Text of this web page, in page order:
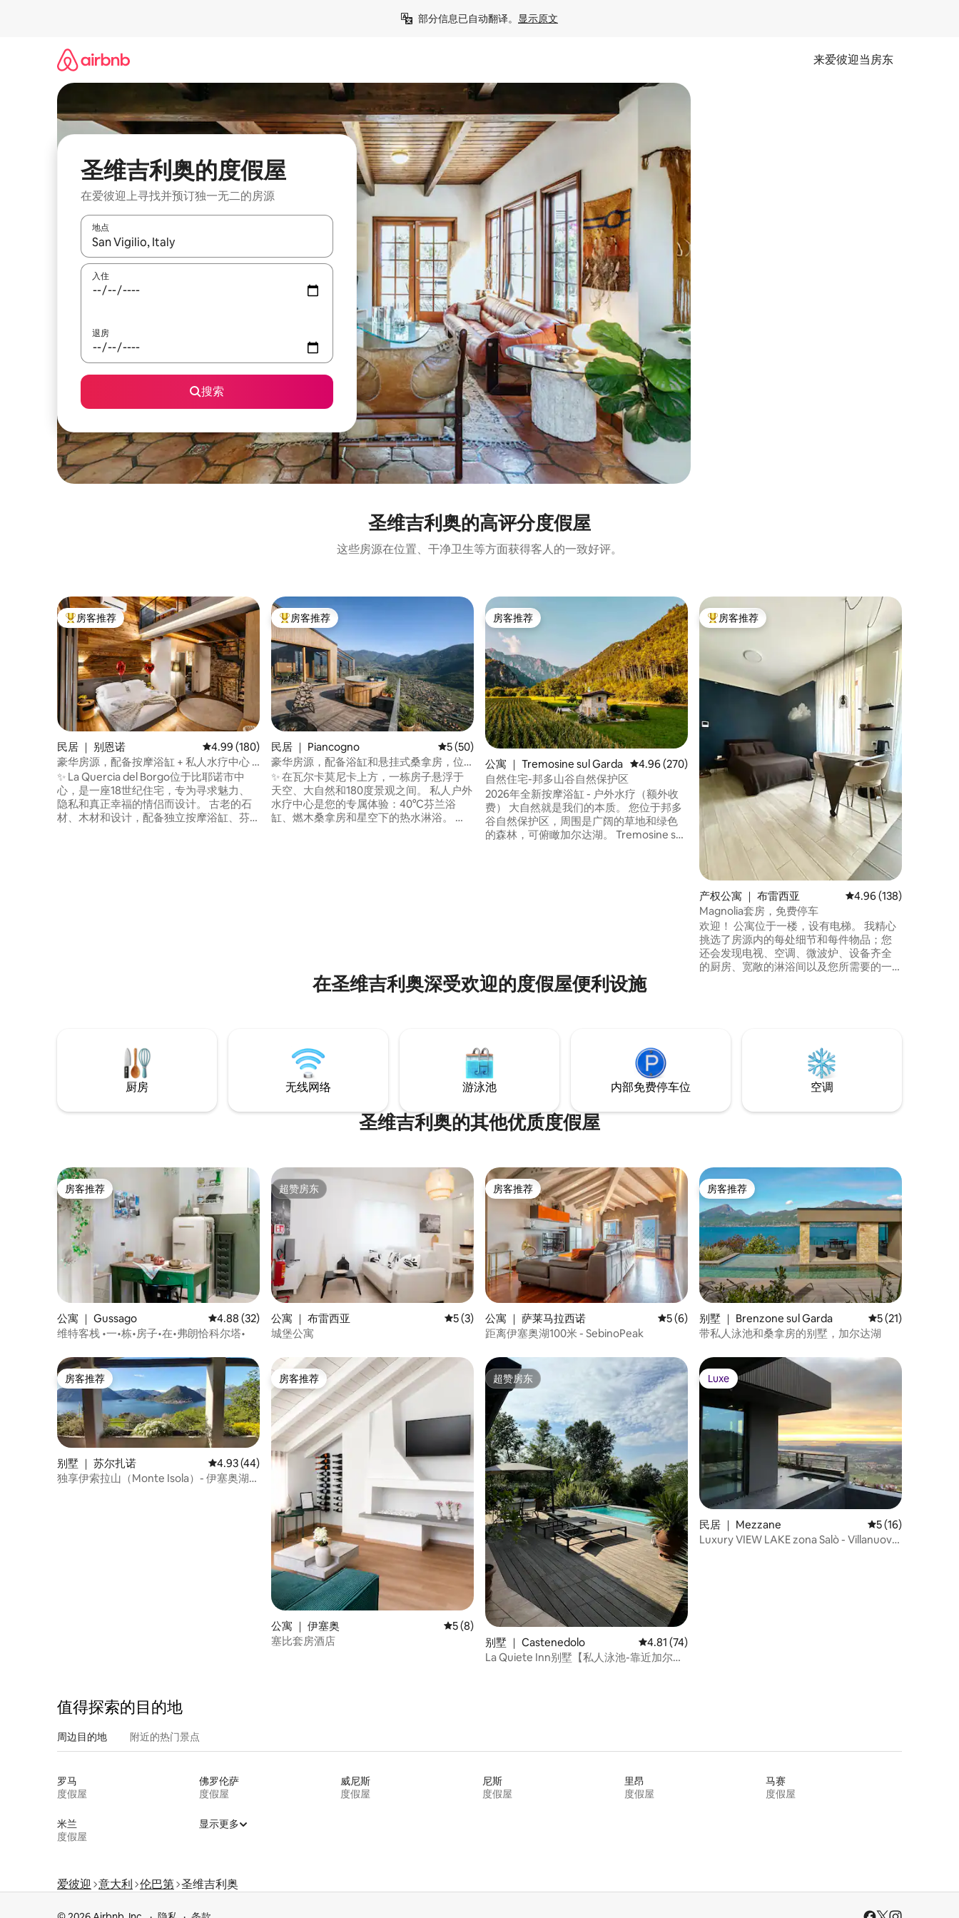
部分信息已自动翻译。 显示原文
来爱彼迎当房东
圣维吉利奥的度假屋
在爱彼迎上寻找并预订独一无二的房源
地点
如有搜索结果，请使用上下方向键查看，或通过点击或滑动手势浏览。
入住
退房
搜索
圣维吉利奥的高评分度假屋
这些房源在位置、干净卫生等方面获得客人的一致好评。
热门「房客推荐」
房客推荐
民居 ｜ 别恩诺 平均评分 4.99 分（满分 5 分），共 180 条评价
4.99 (180)
豪华房源，配备按摩浴缸 + 私人水疗中心 +
阿尔卑斯山景观
✨ La Quercia del Borgo位于比耶诺市中
心，是一座18世纪住宅，专为寻求魅力、
隐私和真正幸福的情侣而设计。 古老的石
材、木材和设计，配备独立按摩浴缸、芬
热门「房客推荐」
房客推荐
民居 ｜ Piancogno 平均评分 5 分（满分 5 分），共 50 条评价
5 (50)
豪华房源，配备浴缸和悬挂式桑拿房，位
于山区
✨ 在瓦尔卡莫尼卡上方，一栋房子悬浮于
天空、大自然和180度景观之间。 私人户外
水疗中心是您的专属体验：40°C芬兰浴
缸、燃木桑拿房和星空下的热水淋浴。 🛏️
房客推荐
房客推荐
公寓 ｜ Tremosine sul Garda 平均评分 4.96 分（满分 5 分），共 270 条评价
4.96 (270)
自然住宅-邦多山谷自然保护区
2026年全新按摩浴缸 - 户外水疗（额外收
费） 大自然就是我们的本质。 您位于邦多
谷自然保护区，周围是广阔的草地和绿色
的森林，可俯瞰加尔达湖。 Tremosine sul
热门「房客推荐」
房客推荐
产权公寓 ｜ 布雷西亚 平均评分 4.96 分（满
4.96 (138)
Magnolia套房，免费停车
欢迎！ 公寓位于一楼，设有电梯。 我精心
挑选了房源内的每处细节和每件物品；您
还会发现电视、空调、微波炉、设备齐全
的厨房、宽敞的淋浴间以及您所需要的一
在圣维吉利奥深受欢迎的度假屋便利设施
厨房 无线网络 游泳池 内部免费停车位 空调
圣维吉利奥的其他优质度假屋
房客推荐
房客推荐
公寓 ｜ Gussago 平均评分 4.88 分（满分 5 分），共 32 条评价
4.88 (32)
维特客栈 •一•栋•房子•在•弗朗恰科尔塔•
超赞房东
超赞房东
公寓 ｜ 布雷西亚 平均评分 5 分（满分 5 分），共 3 条评价
5 (3)
城堡公寓
房客推荐
房客推荐
公寓 ｜ 萨莱马拉西诺 平均评分 5 分（满分 5 分），共 6 条评价
5 (6)
距离伊塞奥湖100米 - SebinoPeak
房客推荐
房客推荐
别墅 ｜ Brenzone sul Garda 平均评分 5 分（满
5 (21)
带私人泳池和桑拿房的别墅，加尔达湖
房客推荐
房客推荐
别墅 ｜ 苏尔扎诺 平均评分 4.93 分（满分 5 分），共 44 条评价
4.93 (44)
独享伊索拉山（Monte Isola）- 伊塞奥湖
房客推荐
房客推荐
公寓 ｜ 伊塞奥 平均评分 5 分（满分 5 分），共 8 条评价
5 (8)
塞比套房酒店
超赞房东
超赞房东
别墅 ｜ Castenedolo 平均评分 4.81 分（满分 5 分），共 74 条评价
4.81 (74)
La Quiete Inn别墅【私人泳池-靠近加尔达
Luxe
Luxe
民居 ｜ Mezzane 平均评分 5 分（满
5 (16)
Luxury VIEW LAKE zona Salò - Villanuova
值得探索的目的地
周边目的地 附近的热门景点
罗马
度假屋
佛罗伦萨
度假屋
威尼斯
度假屋
尼斯
度假屋
里昂
度假屋
马赛
度假屋
米兰
度假屋
显示更多
爱彼迎 意大利 伦巴第 圣维吉利奥